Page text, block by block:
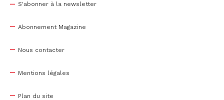
S'abonner à la newsletter
Abonnement Magazine
Nous contacter
Mentions légales
Plan du site